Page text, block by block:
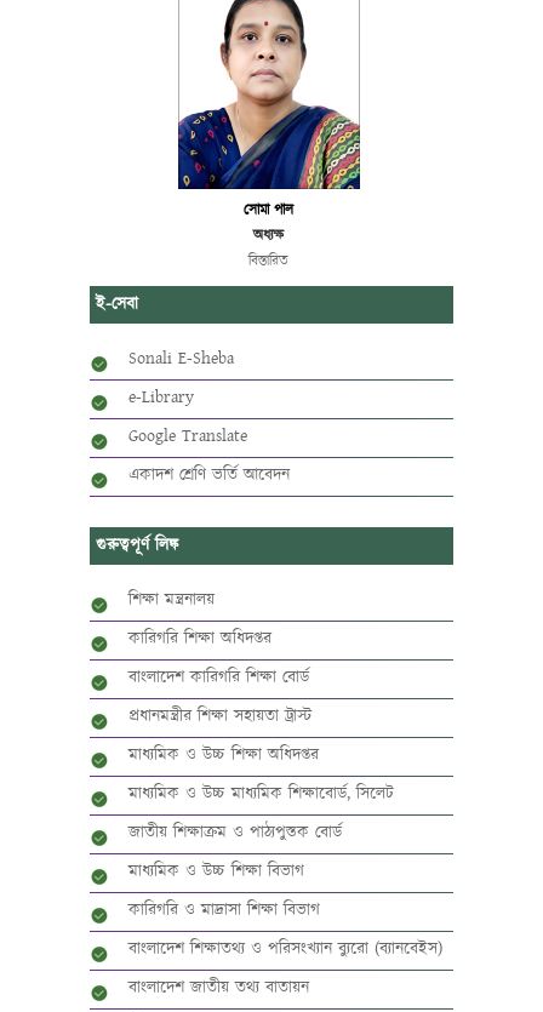
সোমা পাল
অধ্যক্ষ
বিস্তারিত
ই-সেবা
Sonali E-Sheba
e-Library
Google Translate
একাদশ শ্রেণি ভর্তি আবেদন
গুরুত্বপূর্ণ লিঙ্ক
শিক্ষা মন্ত্রনালয়
কারিগরি শিক্ষা অধিদপ্তর
বাংলাদেশ কারিগরি শিক্ষা বোর্ড
প্রধানমন্ত্রীর শিক্ষা সহায়তা ট্রাস্ট
মাধ্যমিক ও উচ্চ শিক্ষা অধিদপ্তর
মাধ্যমিক ও উচ্চ মাধ্যমিক শিক্ষাবোর্ড, সিলেট
জাতীয় শিক্ষাক্রম ও পাঠ্যপুস্তক বোর্ড
মাধ্যমিক ও উচ্চ শিক্ষা বিভাগ
কারিগরি ও মাদ্রাসা শিক্ষা বিভাগ
বাংলাদেশ শিক্ষাতথ্য ও পরিসংখ্যান ব্যুরো (ব্যানবেইস)
বাংলাদেশ জাতীয় তথ্য বাতায়ন